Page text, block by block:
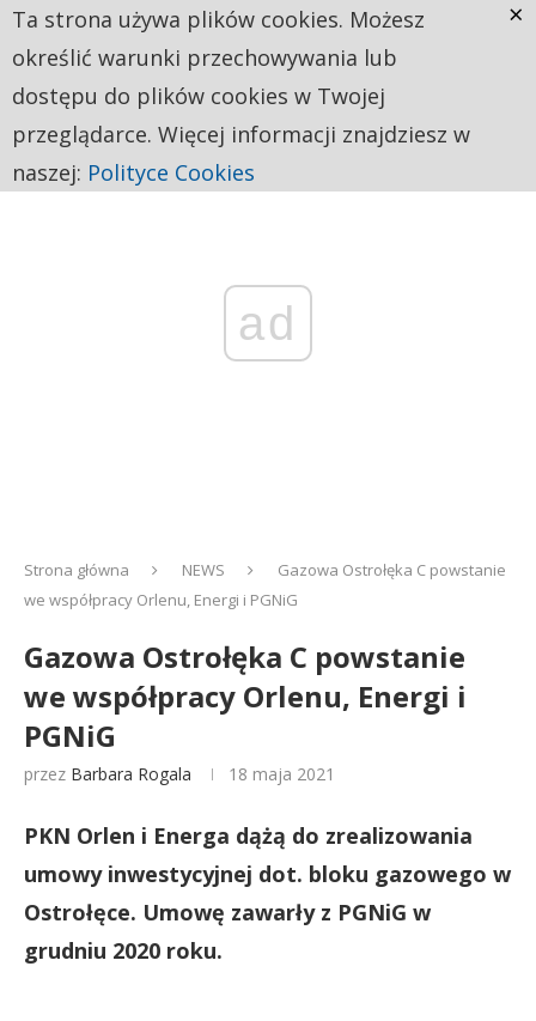
ad
Strona główna NEWS
Gazowa Ostrołęka C powstanie
we współpracy Orlenu, Energi i PGNiG
Gazowa Ostrołęka C powstanie
we współpracy Orlenu, Energi i
PGNiG
przez Barbara Rogala 18 maja 2021
PKN Orlen i Energa dążą do zrealizowania
umowy inwestycyjnej dot. bloku gazowego w
Ostrołęce. Umowę zawarły z PGNiG w
grudniu 2020 roku.
Ta strona używa plików cookies. Możesz
określić warunki przechowywania lub
dostępu do plików cookies w Twojej
przeglądarce. Więcej informacji znajdziesz w
naszej: Polityce Cookies
×